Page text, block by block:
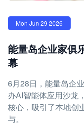
Mon Jun 29 2026
能量岛企业家俱
幕
6月28日，能量岛企
办AI智能体应用沙龙
核心，吸引了本地创
与。